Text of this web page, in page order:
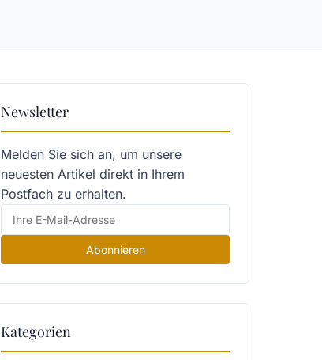
Newsletter
Melden Sie sich an, um unsere
neuesten Artikel direkt in Ihrem
Postfach zu erhalten.
Abonnieren
Kategorien